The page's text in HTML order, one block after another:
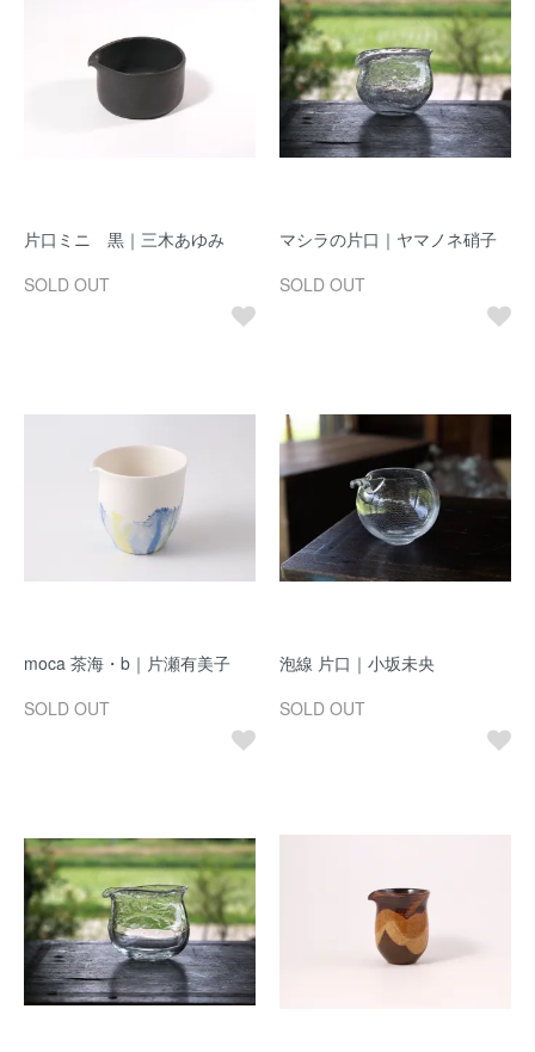
片口ミニ 黒｜三木あゆみ
SOLD OUT
マシラの片口｜ヤマノネ硝子
SOLD OUT
moca 茶海・b｜片瀬有美子
SOLD OUT
泡線 片口｜小坂未央
SOLD OUT